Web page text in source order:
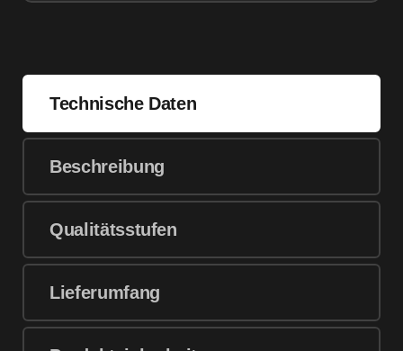
Technische Daten
Beschreibung
Qualitätsstufen
Lieferumfang